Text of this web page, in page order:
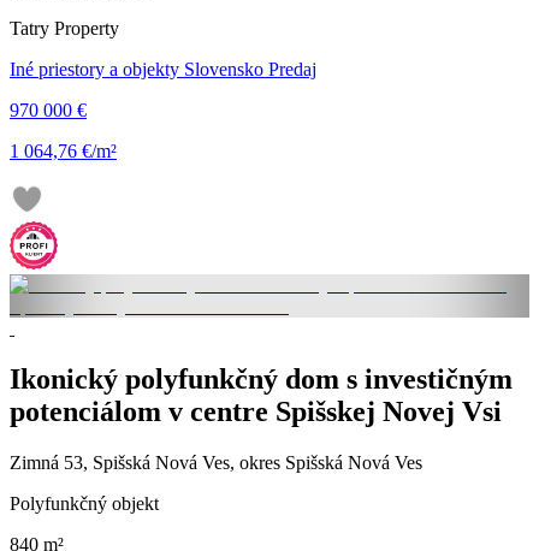
Tatry Property
Iné priestory a objekty Slovensko Predaj
970 000 €
1 064,76 €/m²
Ikonický polyfunkčný dom s investičným
potenciálom v centre Spišskej Novej Vsi
Zimná 53, Spišská Nová Ves, okres Spišská Nová Ves
Polyfunkčný objekt
840 m²